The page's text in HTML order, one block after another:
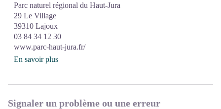
Parc naturel régional du Haut-Jura
29 Le Village
39310 Lajoux
03 84 34 12 30
www.parc-haut-jura.fr/
En savoir plus
Signaler un problème ou une erreur